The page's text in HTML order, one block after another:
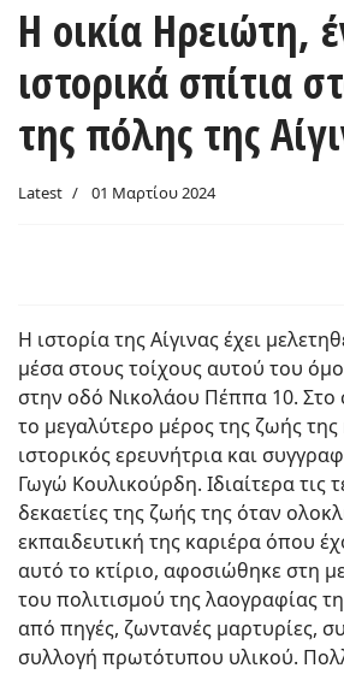
Η οικία Ηρειώτη,
ιστορικά σπίτια
της πόλης της
Latest 01 Μαρτίου 2024
Η ιστορία της Αίγινας έχει
μέσα στους τοίχους αυτού του
στην οδό Νικολάου Πέππα 10. Στο
το μεγαλύτερο μέρος της ζωής
ιστορικός ερευνήτρια και
Γωγώ Κουλικούρδη. Ιδιαίτερα τις
δεκαετίες της ζωής της όταν
εκπαιδευτική της καριέρα όπου
αυτό το κτίριο, αφοσιώθηκε στη
του πολιτισμού της λαογραφίας
από πηγές, ζωντανές μαρτυρίες,
συλλογή πρωτότυπου υλικού.